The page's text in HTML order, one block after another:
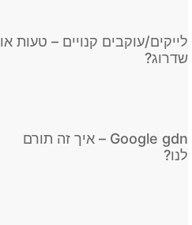
לייקים/עוקבים קנויים – טעות או
שדרוג?
Google gdn – איך זה תורם
לנו?